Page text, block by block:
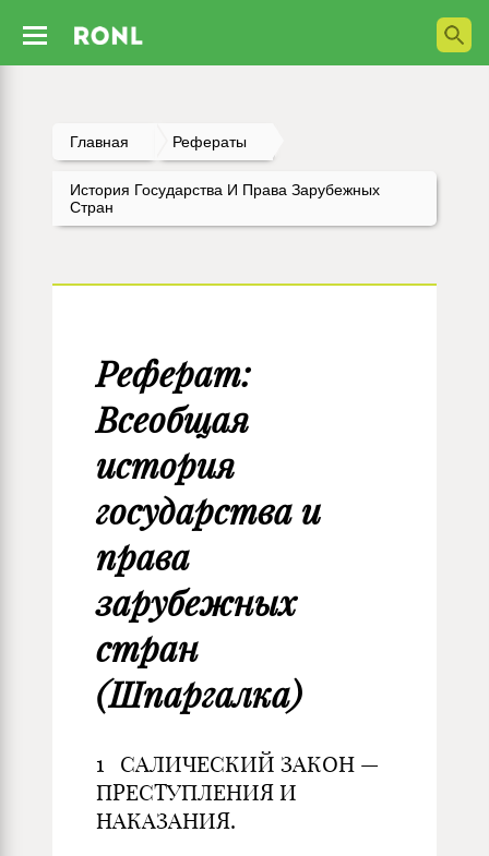
Главная Рефераты
История Государства И Права Зарубежных
Стран
Реферат:
Всеобщая
история
государства и
права
зарубежных
стран
(Шпаргалка)
1 САЛИЧЕСКИЙ ЗАКОН —
ПРЕСТУПЛЕНИЯ И
НАКАЗАНИЯ.